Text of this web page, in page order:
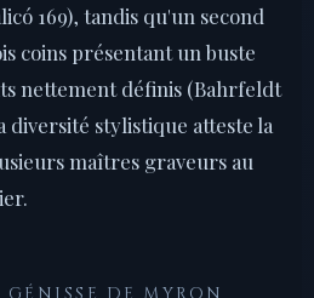
169), tandis qu'un second
coins présentant un buste
nettement définis (Bahrfeldt
diversité stylistique atteste la
maîtres graveurs au